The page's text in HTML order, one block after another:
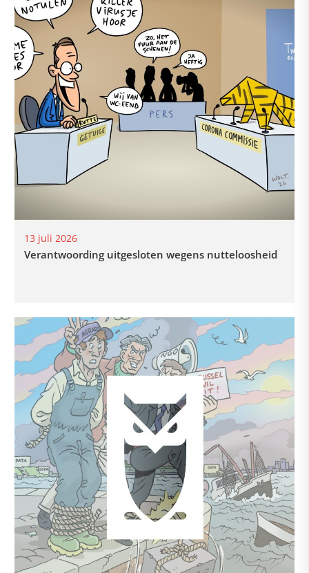
13 juli 2026
Verantwoording uitgesloten wegens nutteloosheid